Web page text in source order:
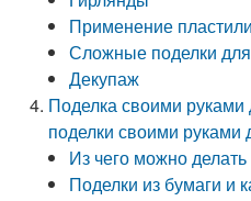
Применение
Сложные поделки для
Декупаж
Поделка своими
поделки своими руками
Из чего можно делать
Поделки из бумаги и